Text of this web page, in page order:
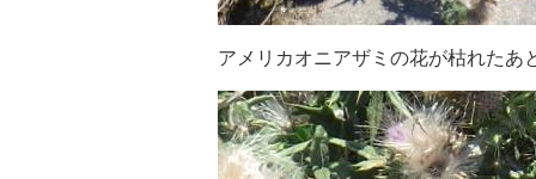
アメリカオニアザミの花が枯れたあ